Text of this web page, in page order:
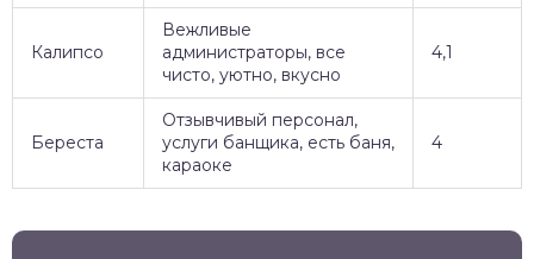
Калипсо
Вежливые
администраторы, все
чисто, уютно, вкусно
4,1
Береста
Отзывчивый персонал,
услуги банщика, есть баня,
караоке
4